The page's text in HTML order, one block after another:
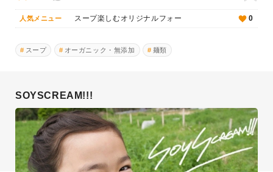
人気メニュー スープ楽しむオリジナルフォー 0
スープ オーガニック・無添加 麺類
SOYSCREAM!!!